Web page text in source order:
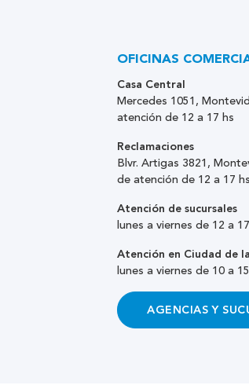
OFICINAS
Casa Central
Mercedes 1051,
atención de 12 a 17 hs
Reclamaciones
Blvr. Artigas 3821,
de atención de 12 a 17
Atención de sucursales
lunes a viernes de 12 a
Atención en Ciudad de
lunes a viernes de 10 a
AGENCIAS Y